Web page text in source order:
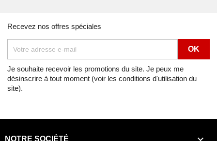
PANNEAU CARTER-MOTEUR D.
Lien
Voir
Vue éclatée
PANNEAU CARTER-MOTEUR D.
Lien
Recevez nos offres spéciales
Je souhaite recevoir les promotions du site. Je peux me
désinscrire à tout moment (voir les conditions d'utilisation du
site).
NOTRE SOCIÉTÉ